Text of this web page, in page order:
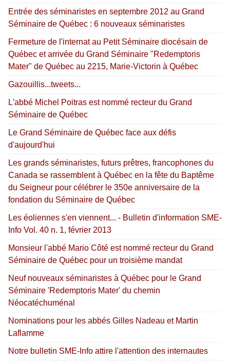
Entrée des séminaristes en septembre 2012 au Grand
Séminaire de Québec : 6 nouveaux séminaristes
Fermeture de l'internat au Petit Séminaire diocésain de
Québec et arrivée du Grand Séminaire "Redemptoris
Mater" de Québec au 2215, Marie-Victorin à Québec
Gazouillis...tweets...
L'abbé Michel Poitras est nommé recteur du Grand
Séminaire de Québec
Le Grand Séminaire de Québec face aux défis
d'aujourd'hui
Les grands séminaristes, futurs prêtres, francophones du
Canada se rassemblent à Québec en la fête du Baptême
du Seigneur pour célébrer le 350e anniversaire de la
fondation du Séminaire de Québec
Les éoliennes s'en viennent... - Bulletin d'information SME-
Info Vol. 40 n. 1, février 2013
Monsieur l'abbé Mario Côté est nommé recteur du Grand
Séminaire de Québec pour un troisième mandat
Neuf nouveaux séminaristes à Québec pour le Grand
Séminaire 'Redemptoris Mater' du chemin
Néocatéchuménal
Nominations pour les abbés Gilles Nadeau et Martin
Laflamme
Notre bulletin SME-Info attire l'attention des internautes